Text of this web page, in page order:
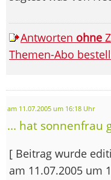
Antworten ohne
Themen-Abo
am 11.07.2005 um 16:18 Uhr
... hat sonnenfrau
[ Beitrag wurde
am 11.07.2005 um